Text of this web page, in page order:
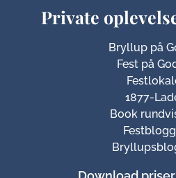
Private
Bryllup på
Fest på
1877-
Book